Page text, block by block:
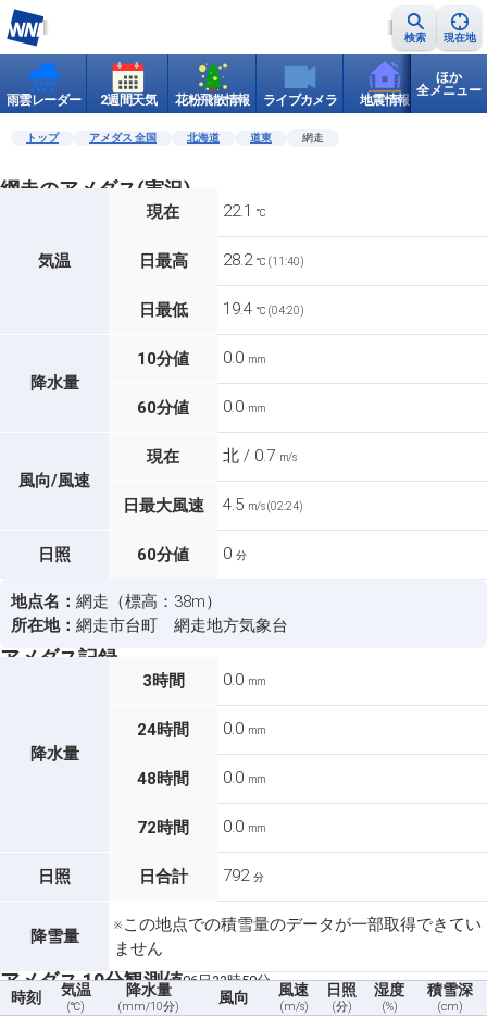
検索 現在地
雨雲レーダー 2週間天気 花粉飛散情報 ライブカメラ 地震情報 世界天
ほか
全メニュー
トップ アメダス 全国 北海道 道東 網走
網走のアメダス(実況)
気温
現在 22.1 ℃
日最高 28.2 ℃ (11:40)
日最低 19.4 ℃ (04:20)
降水量
10分値 0.0 mm
60分値 0.0 mm
風向/風速
現在 北 / 0.7 m/s
日最大風速 4.5 m/s (02:24)
日照 60分値 0 分
地点名： 網走（標高：38m）
所在地： 網走市台町 網走地方気象台
アメダス記録
降水量
3時間 0.0 mm
24時間 0.0 mm
48時間 0.0 mm
72時間 0.0 mm
日照 日合計 792 分
降雪量
※この地点での積雪量のデータが一部取得できてい
ません
アメダス 10分観測値06日22時50分
時刻 気温
(℃)
降水量
(mm/10分)
風向 風速
(m/s)
日照
(分)
湿度
(%)
積雪深
(cm)